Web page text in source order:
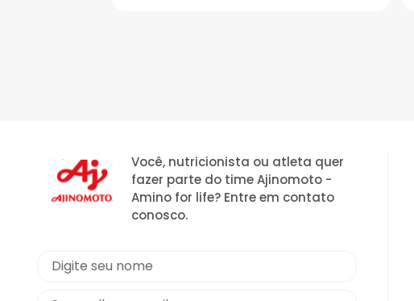
Você, nutricionista ou atleta quer
fazer parte do time Ajinomoto -
Amino for life? Entre em contato
conosco.